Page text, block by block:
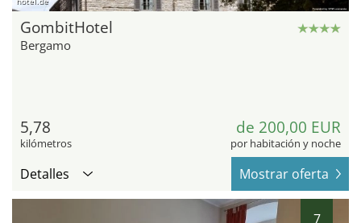
GombitHotel
Bergamo
5,78
kilómetros
de 200,00 EUR
por habitación y noche
Detalles Mostrar oferta
7